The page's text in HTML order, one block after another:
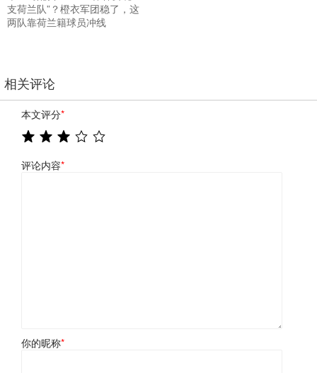
支荷兰队”？橙衣军团稳了，这
两队靠荷兰籍球员冲线
相关评论
本文评分*
评论内容*
你的昵称*